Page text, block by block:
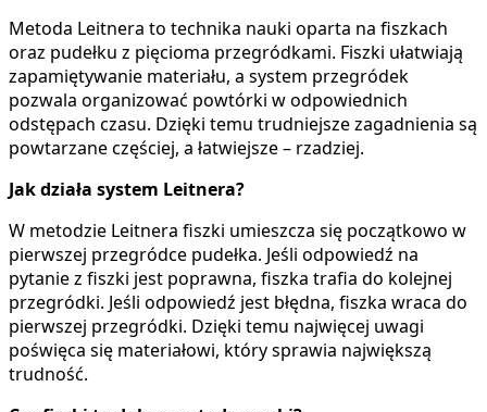
Metoda Leitnera to technika nauki oparta na fiszkach
oraz pudełku z pięcioma przegródkami. Fiszki ułatwiają
zapamiętywanie materiału, a system przegródek
pozwala organizować powtórki w odpowiednich
odstępach czasu. Dzięki temu trudniejsze zagadnienia są
powtarzane częściej, a łatwiejsze – rzadziej.
Jak działa system Leitnera?
W metodzie Leitnera fiszki umieszcza się początkowo w
pierwszej przegródce pudełka. Jeśli odpowiedź na
pytanie z fiszki jest poprawna, fiszka trafia do kolejnej
przegródki. Jeśli odpowiedź jest błędna, fiszka wraca do
pierwszej przegródki. Dzięki temu najwięcej uwagi
poświęca się materiałowi, który sprawia największą
trudność.